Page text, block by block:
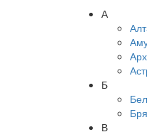
А
Б
В